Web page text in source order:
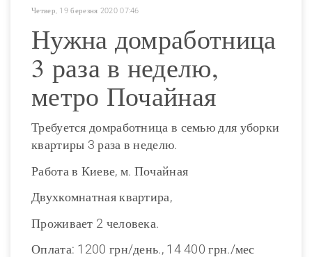
Четвер, 19 березня 2020 07:46
Нужна домработница
3 раза в неделю,
метро Почайная
Требуется домработница в семью для уборки
квартиры 3 раза в неделю.
Работа в Киеве, м. Почайная
Двухкомнатная квартира,
Проживает 2 человека.
Оплата: 1200 грн/день., 14 400 грн./мес